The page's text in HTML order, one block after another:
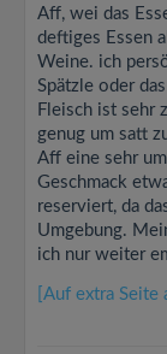
Aff, wei das
deftiges Essen
Weine. ich
Spätzle oder
Fleisch ist sehr
genug um satt
Aff eine sehr
Geschmack
reserviert, da
Umgebung.
ich nur weiter
[Auf extra Seite